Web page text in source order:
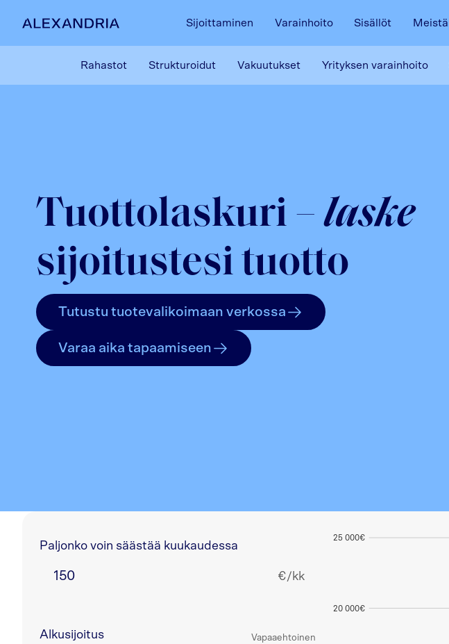
Etusivulle
Sijoittaminen Varainhoito Sisällöt Meistä
Rahastot Strukturoidut Vakuutukset Yrityksen varainhoito
Tuottolaskuri –laske
sijoitustesi tuotto
Tutustu tuotevalikoimaan verkossa
Varaa aika tapaamiseen
Paljonko voin säästää kuukaudessa
€/kk
Alkusijoitus Vapaaehtoinen
20 000€
25 000€